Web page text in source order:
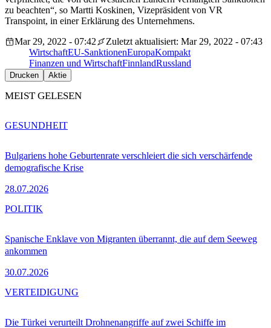
zu beachten“, so Martti Koskinen, Vizepräsident von VR
Transpoint, in einer Erklärung des Unternehmens.
Mar 29, 2022 - 07:42
Zuletzt aktualisiert: Mar 29, 2022 - 07:43
WirtschaftEU-SanktionenEuropaKompakt
Finanzen und WirtschaftFinnlandRussland
Drucken Aktie
MEIST GELESEN
Bulgariens hohe Geburtenrate verschleiert die sich verschärfende
demografische Krise
28.07.2026
GESUNDHEIT
Spanische Enklave von Migranten überrannt, die auf dem Seeweg
ankommen
30.07.2026
POLITIK
Die Türkei verurteilt Drohnenangriffe auf zwei Schiffe im
VERTEIDIGUNG